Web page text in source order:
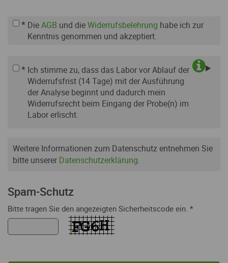
* DieAGB und dieWiderrufsbelehrung habe ich zur
Kenntnis genommen und akzeptiert.
* Ich stimme zu, dass das Labor vor Ablauf der
Widerrufsfrist (14 Tage) mit der Ausführung
der Analyse beginnt und dadurch mein
Widerrufsrecht beim Eingang der Probe(n) im
Labor erlischt.
Weitere Informationen zum Datenschutz entnehmen Sie
bitte unserer Datenschutzerklärung.
Spam-Schutz
Bitte tragen Sie den angezeigten Sicherheitscode ein. *